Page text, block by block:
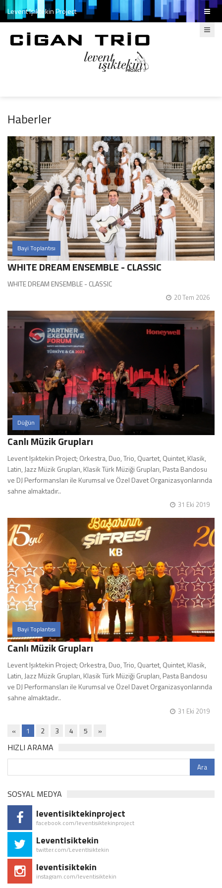
Levent Işıktekin Project
Haberler
Bayi Toplantısı
WHITE DREAM ENSEMBLE - CLASSIC
WHITE DREAM ENSEMBLE - CLASSIC
20 Tem 2026
Düğün
Canlı Müzik Grupları
Levent Işıktekin Project; Orkestra, Duo, Trio, Quartet, Quintet, Klasik,
Latin, Jazz Müzik Grupları, Klasik Türk Müziği Grupları, Pasta Bandosu
ve DJ Performansları ile Kurumsal ve Özel Davet Organizasyonlarında
sahne almaktadır..
31 Eki 2019
Bayi Toplantısı
Canlı Müzik Grupları
Levent Işıktekin Project; Orkestra, Duo, Trio, Quartet, Quintet, Klasik,
Latin, Jazz Müzik Grupları, Klasik Türk Müziği Grupları, Pasta Bandosu
ve DJ Performansları ile Kurumsal ve Özel Davet Organizasyonlarında
sahne almaktadır..
31 Eki 2019
« 1 2 3 4 5 »
HIZLI ARAMA
SOSYAL MEDYA
leventisiktekinproject
facebook.com/leventisiktekinproject
LeventIsiktekin
twitter.com/LeventIsiktekin
leventisiktekin
instagram.com/leventisiktekin